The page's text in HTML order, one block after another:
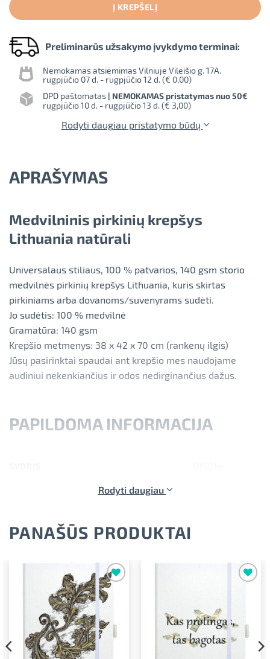
Į KREPŠELĮ
Preliminarūs užsakymo įvykdymo terminai:
Nemokamas atsiėmimas Vilniuje Vileišio g. 17A.
rugpjūčio 07 d. - rugpjūčio 12 d. (€ 0,00)
DPD paštomatas | NEMOKAMAS pristatymas nuo 50€
rugpjūčio 10 d. - rugpjūčio 13 d. (€ 3,00)
Rodyti daugiau pristatymo būdų
APRAŠYMAS
Medvilninis pirkinių krepšys
Lithuania natūrali
Universalaus stiliaus, 100 % patvarios, 140 gsm storio
medvilnės pirkinių krepšys Lithuania, kuris skirtas
pirkiniams arba dovanoms/suvenyrams sudėti.
Jo sudėtis: 100 % medvilnė
Gramatūra: 140 gsm
Krepšio metmenys: 38 x 42 x 70 cm (rankenų ilgis)
Jūsų pasirinktai spaudai ant krepšio mes naudojame
audiniui nekenkiančius ir odos nedirginančius dažus.
PAPILDOMA INFORMACIJA
MAKSIMALUS SPAUDOS AUKŠTIS
MAKSIMALUS SPAUDOS PLOTIS
PREKĖS TIPAS
Rodyti daugiau
PANAŠŪS PRODUKTAI
Pridėti į
norimus